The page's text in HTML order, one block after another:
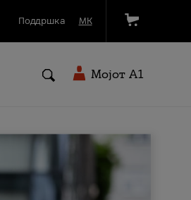
Поддршка МК
Мојот A1